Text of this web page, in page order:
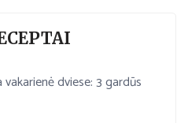
dviese: 3 gardūs